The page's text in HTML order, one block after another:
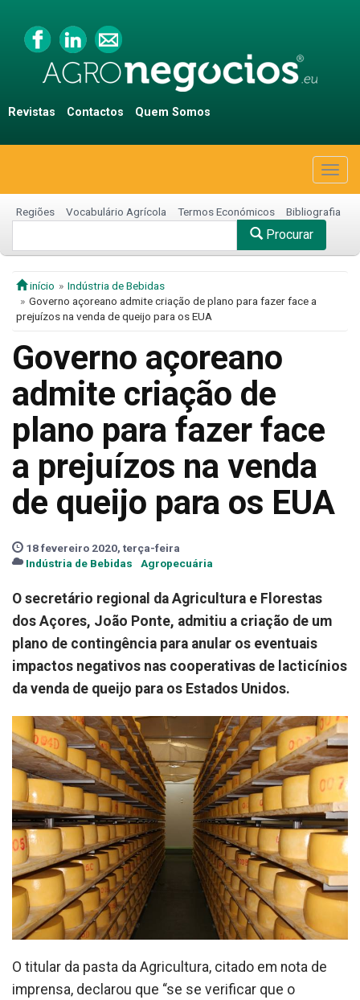
Revistas Contactos Quem Somos
Regiões Vocabulário Agrícola Termos Económicos Bibliografia
Procurar
início
Indústria de Bebidas
Governo açoreano admite criação de plano para fazer face a
prejuízos na venda de queijo para os EUA
Governo açoreano
admite criação de
plano para fazer face
a prejuízos na venda
de queijo para os EUA
18 fevereiro 2020, terça-feira
Indústria de Bebidas
Agropecuária
O secretário regional da Agricultura e Florestas
dos Açores, João Ponte, admitiu a criação de um
plano de contingência para anular os eventuais
impactos negativos nas cooperativas de lacticínios
da venda de queijo para os Estados Unidos.
O titular da pasta da Agricultura, citado em nota de
imprensa, declarou que “se se verificar que o